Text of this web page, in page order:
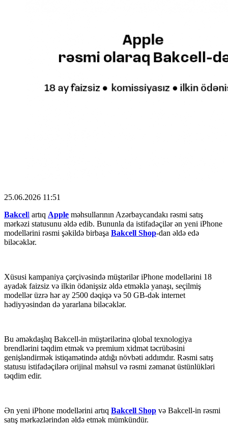
25.06.2026 11:51
Bakcell artıq Apple məhsullarının Azərbaycandakı rəsmi satış
mərkəzi statusunu əldə edib. Bununla da istifadəçilər ən yeni iPhone
modellərini rəsmi şəkildə birbaşa Bakcell Shop-dan əldə edə
biləcəklər.
Xüsusi kampaniya çərçivəsində müştərilər iPhone modellərini 18
ayadək faizsiz və ilkin ödənişsiz əldə etməklə yanaşı, seçilmiş
modellər üzrə hər ay 2500 dəqiqə və 50 GB-dək internet
hədiyyəsindən də yararlana biləcəklər.
Bu əməkdaşlıq Bakcell-in müştərilərinə qlobal texnologiya
brendlərini təqdim etmək və premium xidmət təcrübəsini
genişləndirmək istiqamətində atdığı növbəti addımdır. Rəsmi satış
statusu istifadəçilərə orijinal məhsul və rəsmi zəmanət üstünlükləri
təqdim edir.
Ən yeni iPhone modellərini artıq Bakcell Shop və Bakcell-in rəsmi
satış mərkəzlərindən əldə etmək mümkündür.